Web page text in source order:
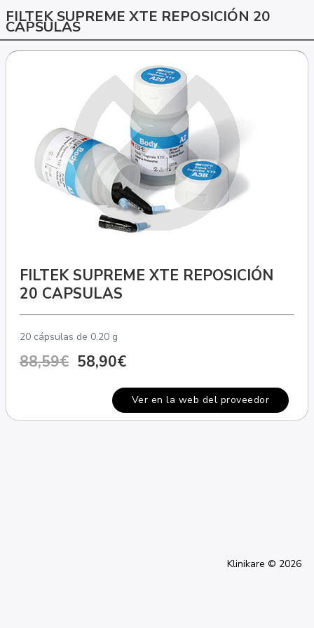
FILTEK SUPREME XTE REPOSICIÓN 20
CAPSULAS
FILTEK SUPREME XTE REPOSICIÓN
20 CAPSULAS
20 cápsulas de 0,20 g
88,59€ 58,90€
Ver en la web del proveedor
Klinikare © 2026